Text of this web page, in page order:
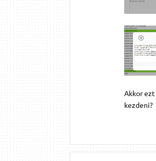
Akkor
kezdeni?